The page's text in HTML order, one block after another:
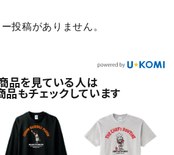
投稿がありません。
品を見ている人は
品もチェックしています